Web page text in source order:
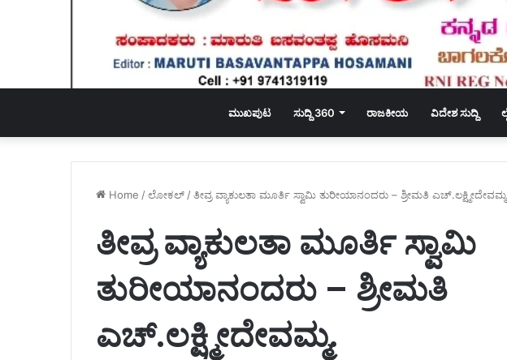
ಮುಖಪುಟ ಸುದ್ದಿ 360 ರಾಜಕೀಯ ವಿದೇಶ ಸುದ್ದಿ
Home /ಲೋಕಲ್ /ತೀವ್ರ ವ್ಯಾಕುಲತಾ ಮೂರ್ತಿ ಸ್ವಾಮಿ ತುರೀಯಾನಂದರು – ಶ್ರೀಮತಿ
ತೀವ್ರ ವ್ಯಾಕುಲತಾ ಮೂರ್ತಿ ಸ್ವಾಮಿ
ತುರೀಯಾನಂದರು – ಶ್ರೀಮತಿ
ಎಚ್.ಲಕ್ಷ್ಮೀದೇವಮ್ಮ.